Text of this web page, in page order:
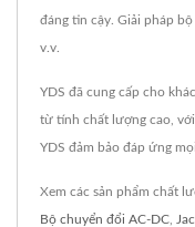
đáng tin cậy. Giải pháp
v.v.
YDS đã cung cấp cho
từ tính chất lượng cao, với
YDS đảm bảo đáp ứng
Xem các sản phẩm chất
Bộ chuyển đổi AC-DC